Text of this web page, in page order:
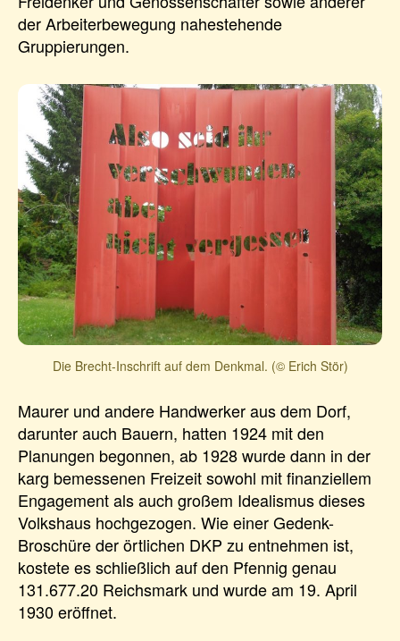
der Arbeiterbewegung nahestehende
Gruppierungen.
Die Brecht-Inschrift auf dem Denkmal. (© Erich Stör)
Maurer und andere Handwerker aus dem Dorf,
darunter auch Bauern, hatten 1924 mit den
Planungen begonnen, ab 1928 wurde dann in der
karg bemessenen Freizeit sowohl mit finanziellem
Engagement als auch großem Idealismus dieses
Volkshaus hochgezogen. Wie einer Gedenk-
Broschüre der örtlichen DKP zu entnehmen ist,
kostete es schließlich auf den Pfennig genau
131.677.20 Reichsmark und wurde am 19. April
1930 eröffnet.